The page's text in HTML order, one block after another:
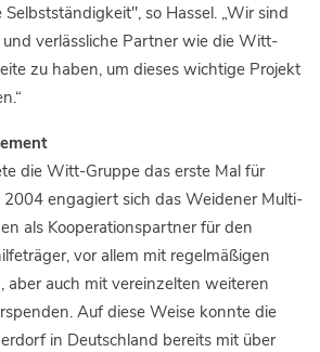
so Hassel. „Wir sind
verlässliche Partner wie die Witt-
zu haben, um dieses wichtige Projekt
die Witt-Gruppe das erste Mal für
2004 engagiert sich das Weidener Multi-
als Kooperationspartner für den
vor allem mit regelmäßigen
aber auch mit vereinzelten weiteren
Auf diese Weise konnte die
in Deutschland bereits mit über